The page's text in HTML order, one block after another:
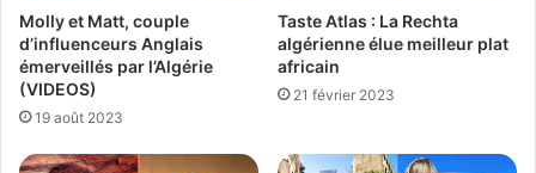
Molly et Matt, couple
d’influenceurs Anglais
émerveillés par l’Algérie
(VIDEOS)
19 août 2023
Taste Atlas : La Rechta
algérienne élue meilleur plat
africain
21 février 2023